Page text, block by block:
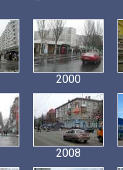
2000
2008